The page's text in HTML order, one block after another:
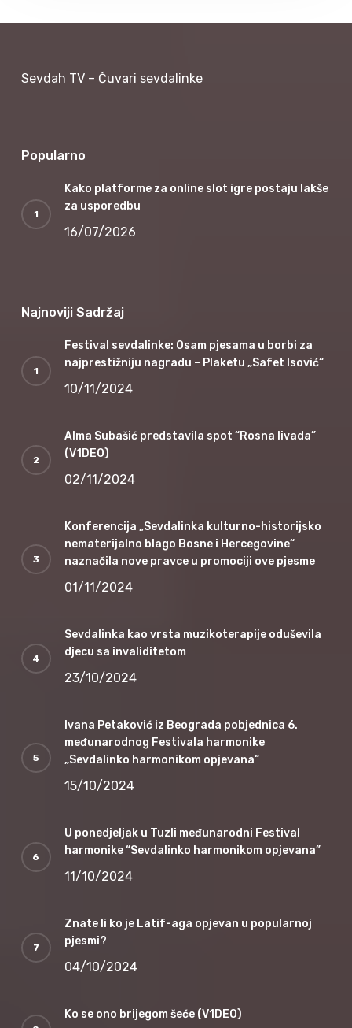
Sevdah TV – Čuvari sevdalinke
Popularno
Kako platforme za online slot igre postaju lakše
za usporedbu
16/07/2026
Najnoviji Sadržaj
Festival sevdalinke: Osam pjesama u borbi za
najprestižniju nagradu – Plaketu „Safet Isović“
10/11/2024
Alma Subašić predstavila spot “Rosna livada”
(V1DEO)
02/11/2024
Konferencija „Sevdalinka kulturno-historijsko
nematerijalno blago Bosne i Hercegovine“
naznačila nove pravce u promociji ove pjesme
01/11/2024
Sevdalinka kao vrsta muzikoterapije oduševila
djecu sa invaliditetom
23/10/2024
Ivana Petaković iz Beograda pobjednica 6.
međunarodnog Festivala harmonike
„Sevdalinko harmonikom opjevana“
15/10/2024
U ponedjeljak u Tuzli međunarodni Festival
harmonike “Sevdalinko harmonikom opjevana”
11/10/2024
Znate li ko je Latif-aga opjevan u popularnoj
pjesmi?
04/10/2024
Ko se ono brijegom šeće (V1DEO)